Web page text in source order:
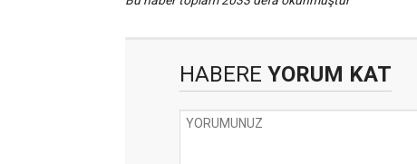
HABERE YORUM KAT